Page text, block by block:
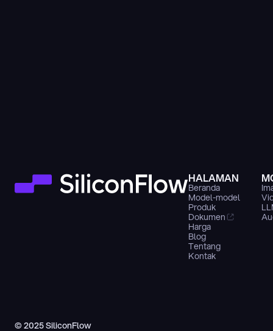
HALAMAN
Beranda
Model-model
Produk
Dokumen
Harga
Blog
Tentang
Kontak
© 2025 SiliconFlow